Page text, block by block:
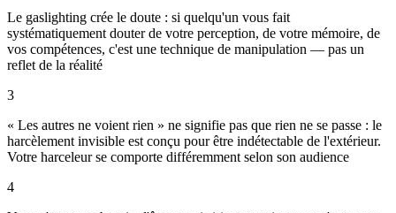
Le gaslighting crée le doute : si quelqu'un vous fait
systématiquement douter de votre perception, de votre mémoire, de
vos compétences, c'est une technique de manipulation — pas un
reflet de la réalité
3
« Les autres ne voient rien » ne signifie pas que rien ne se passe : le
harcèlement invisible est conçu pour être indétectable de l'extérieur.
Votre harceleur se comporte différemment selon son audience
4